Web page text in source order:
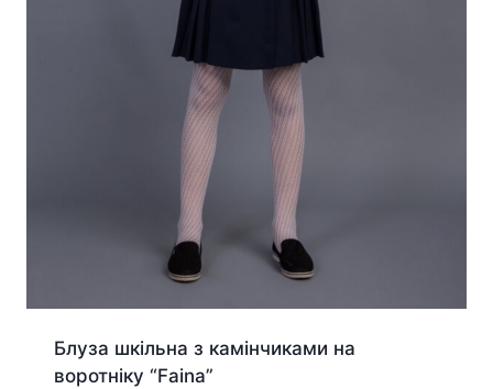
Блуза шкільна з камінчиками на
воротніку “Faina”